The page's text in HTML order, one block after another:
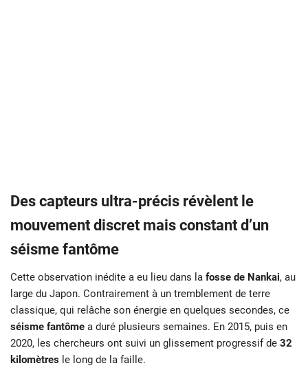
Des capteurs ultra-précis révèlent le
mouvement discret mais constant d’un
séisme fantôme
Cette observation inédite a eu lieu dans la fosse de Nankai, au
large du Japon. Contrairement à un tremblement de terre
classique, qui relâche son énergie en quelques secondes, ce
séisme fantôme a duré plusieurs semaines. En 2015, puis en
2020, les chercheurs ont suivi un glissement progressif de 32
kilomètres le long de la faille.